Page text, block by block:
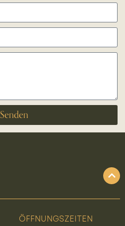
Senden
ÖFFNUNGSZEITEN